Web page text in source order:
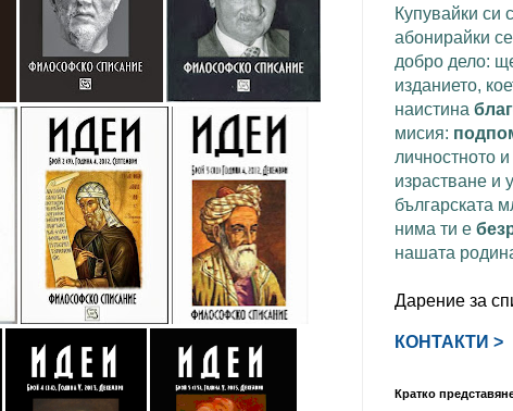
Купувайки си
абонирайки
добро дело:
изданието,
наистина
мисия:
личностното
израстване и
българската
нима ти е
нашата
Дарение за
КОНТАКТИ >
Кратко